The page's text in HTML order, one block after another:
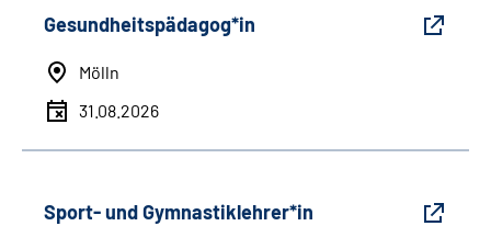
Gesundheitspädagog*in
Mölln
31.08.2026
Sport- und Gymnastiklehrer*in